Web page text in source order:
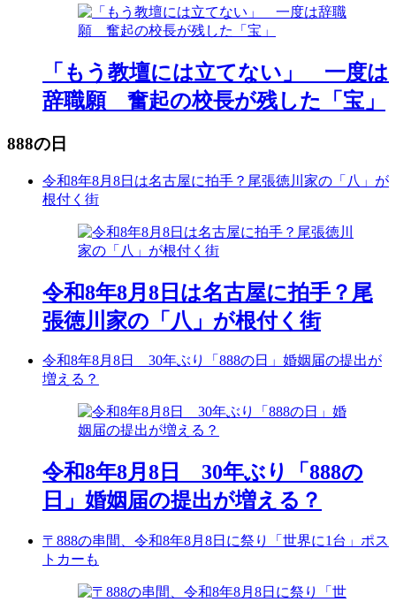
「もう教壇には立てない」 一度は
辞職願 奮起の校長が残した「宝」
888の日
令和8年8月8日は名古屋に拍手？尾張徳川家の「八」が
根付く街
令和8年8月8日は名古屋に拍手？尾
張徳川家の「八」が根付く街
令和8年8月8日 30年ぶり「888の日」婚姻届の提出が
増える？
令和8年8月8日 30年ぶり「888の
日」婚姻届の提出が増える？
〒888の串間、令和8年8月8日に祭り「世界に1台」ポス
トカーも